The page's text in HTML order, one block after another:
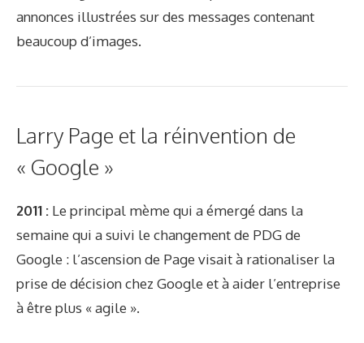
annonces illustrées sur des messages contenant
beaucoup d’images.
Larry Page et la réinvention de
« Google »
2011 : Le principal mème qui a émergé dans la
semaine qui a suivi le changement de PDG de
Google : l’ascension de Page visait à rationaliser la
prise de décision chez Google et à aider l’entreprise
à être plus « agile ».